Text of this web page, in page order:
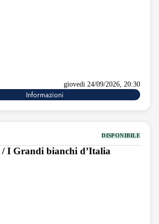
giovedi 24/09/2026, 20:30
Informazioni
DISPONIBILE
/ I Grandi bianchi d’Italia